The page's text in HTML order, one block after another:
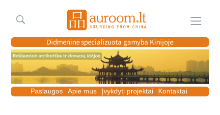
Meniu
Didmeninė specializuota gamyba Kinijoje
Paslaugos Apie mus Įvykdyti projektai Kontaktai